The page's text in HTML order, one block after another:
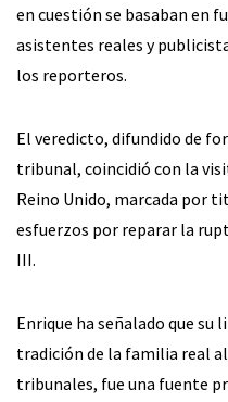
en cuestión se basaban en
asistentes reales y
los reporteros.
El veredicto, difundido de
tribunal, coincidió con la
Reino Unido, marcada por
esfuerzos por reparar la
III.
Enrique ha señalado que
tradición de la familia real
tribunales, fue una fuente